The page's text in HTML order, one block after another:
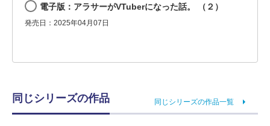
電子版：アラサーがVTuberになった話。 （２）
発売日：2025年04月07日
同じシリーズの作品 同じシリーズの作品一覧